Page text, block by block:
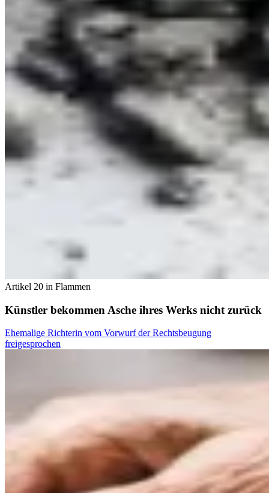
Artikel 20 in Flammen
Künstler bekommen Asche ihres Werks nicht zurück
Ehemalige Richterin vom Vorwurf der Rechtsbeugung
freigesprochen